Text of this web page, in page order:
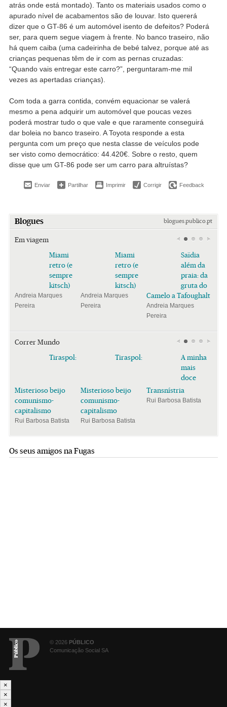
atrás onde está montado). Tanto os materiais usados como o
apurado nível de acabamentos são de louvar. Isto quererá
dizer que o GT-86 é um automóvel isento de defeitos? Poderá
ser, para quem segue viagem à frente. No banco traseiro, não
há quem caiba (uma cadeirinha de bebé talvez, porque até as
crianças pequenas têm de ir com as pernas cruzadas:
“Quando vais entregar este carro?”, perguntaram-me mil
vezes as apertadas crianças).
Com toda a garra contida, convém equacionar se valerá
mesmo a pena adquirir um automóvel que poucas vezes
poderá mostrar tudo o que vale e que raramente conseguirá
dar boleia no banco traseiro. A Toyota responde a esta
pergunta com um preço que nesta classe de veículos pode
ser visto como democrático: 44.420€. Sobre o resto, quem
disse que um GT-86 pode ser um carro para altruístas?
Enviar Partilhar Imprimir Corrigir Feedback
Blogues blogues.publico.pt
Em viagem
Miami
retro (e
sempre
kitsch)
Andreia Marques
Pereira
Miami
retro (e
sempre
kitsch)
Andreia Marques
Pereira
Saïdia
além da
praia: da
gruta do
Camelo a Tafoughalt
Andreia Marques
Pereira
Correr Mundo
Tiraspol:
Misterioso beijo
comunismo-
capitalismo
Rui Barbosa Batista
Tiraspol:
Misterioso beijo
comunismo-
capitalismo
Rui Barbosa Batista
A minha
mais
doce
Transnístria
Rui Barbosa Batista
Os seus amigos na Fugas
© 2026 PÚBLICO
Comunicação Social SA
×
×
×